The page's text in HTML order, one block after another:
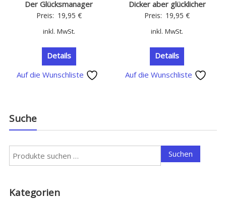
Der Glücksmanager
Preis: 19,95 €
inkl. MwSt.
Details
Auf die Wunschliste
Dicker aber glücklicher
Preis: 19,95€
inkl. MwSt.
Details
Auf die Wunschliste
Suche
Suchen
nach:
Suchen
Kategorien